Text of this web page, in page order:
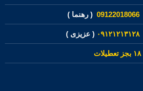
09122018066 ( رهنما )
۰۹۱۲۱۲۱۳۱۲۸ ( عزیزی )